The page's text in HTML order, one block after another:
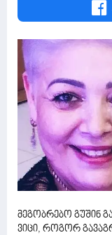
მეგობრებო გუშინ
ვიცი, როგორ